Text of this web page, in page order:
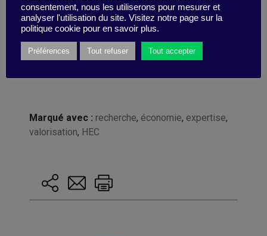
Criticism », signé I. Gilboa, A. Postlewaite, L.
Samuelson et D. Schmeidler, version mise à jour en
2016.
Marqué avec : recherche, économie, expertise,
valorisation, HEC
consentement, nous les utiliserons pour mesurer et
analyser l'utilisation du site. Visitez notre page sur la
politique cookie pour en savoir plus.
Préférences Tout refuser Tout accepter